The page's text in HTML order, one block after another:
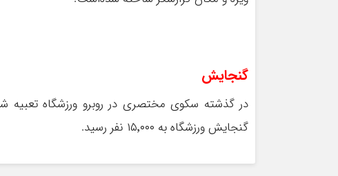
گنجایش
در گذشته سکوی مختصری در روبرو ورزشگاه
گنجایش ورزشگاه به ۱۵٬۰۰۰ نفر رسید.